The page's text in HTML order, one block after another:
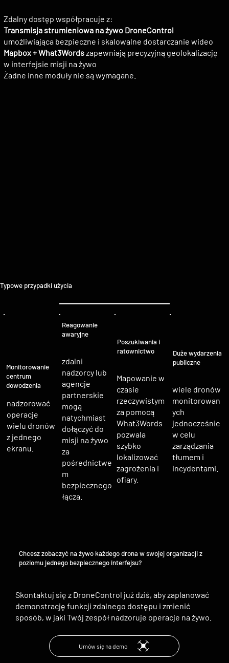
Zdalny dostęp współpracuje z:
Transmisja strumieniowa na żywo DroneControl
umożliwiająca bezpieczne i skalowalne dostarczanie wideo
Mapbox + What3Wordszapewniają precyzyjną geolokalizację
w interfejsie misji na żywo
Żadne inne moduły nie są wymagane.
Typowe przypadki użycia
Monitorowanie
centrum
dowodzenia
nadzorować
operacje
wielu dronów
z jednego
ekranu.
Reagowanie
awaryjne
zdalni
nadzorcy lub
agencje
partnerskie
mogą
natychmiast
dołączyć do
misji na żywo
za
pośrednictwe
m
bezpiecznego
łącza.
Poszukiwania i
ratownictwo
Mapowanie w
czasie
rzeczywistym
za pomocą
What3Words
pozwala
szybko
lokalizować
zagrożenia i
ofiary.
Duże wydarzenia
publiczne
wiele dronów
monitorowan
ych
jednocześnie
w celu
zarządzania
tłumem i
incydentami.
Skontaktuj się z DroneControl już dziś, aby zaplanować
demonstrację funkcji zdalnego dostępu i zmienić
sposób, w jaki Twój zespół nadzoruje operacje na żywo.
Umów się na demo
Chcesz zobaczyć na żywo każdego drona w swojej organizacji z
poziomu jednego bezpiecznego interfejsu?